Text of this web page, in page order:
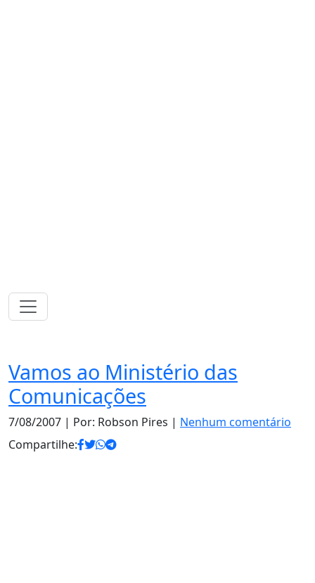
Vamos ao Ministério das
Comunicações
7/08/2007 | Por: Robson Pires | Nenhum comentário
Compartilhe: